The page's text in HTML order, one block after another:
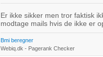
Er ikke sikker men tror faktisk
modtage mails hvis de ikke er
Bmi beregner
Webiq.dk - Pagerank Checker